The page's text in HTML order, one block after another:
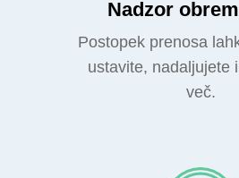
Nadzor
Postopek prenosa
ustavite, nadaljujete
več.